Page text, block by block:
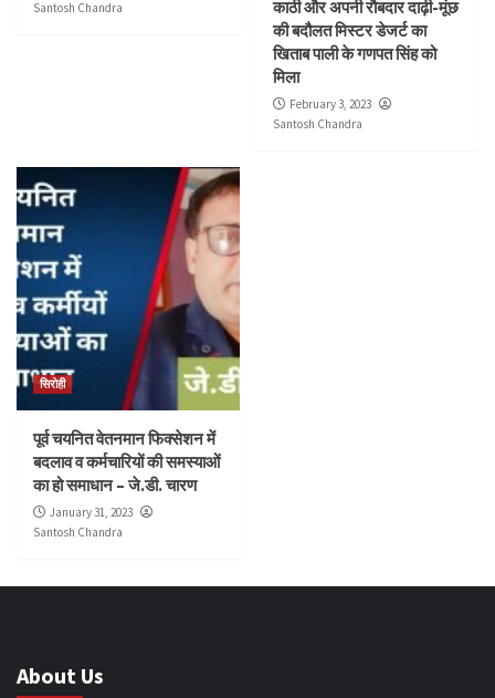
Santosh Chandra
काठी और अपनी रौबदार दाढ़ी-मूंछ
की बदौलत मिस्टर डेजर्ट का
खिताब पाली के गणपत सिंह को
मिला
February 3, 2023
Santosh Chandra
सिरोही
पूर्व चयनित वेतनमान फिक्सेशन में
बदलाव व कर्मचारियों की समस्याओं
का हो समाधान – जे.डी. चारण
January 31, 2023
Santosh Chandra
About Us